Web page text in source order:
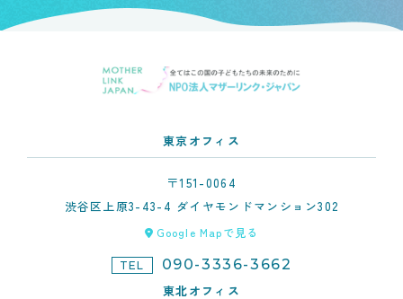
東京オフィス
〒151-0064
渋谷区上原3-43-4 ダイヤモンドマンション302
Google Mapで見る
TEL
090-3336-3662
東北オフィス